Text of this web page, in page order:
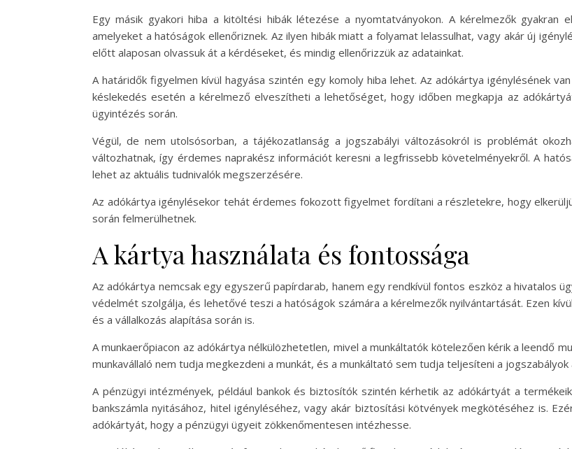
Egy másik gyakori hiba a kitöltési hibák létezése a nyomtatványokon. A kérelmezők gyakran
amelyeket a hatóságok ellenőriznek. Az ilyen hibák miatt a folyamat lelassulhat, vagy akár új
előtt alaposan olvassuk át a kérdéseket, és mindig ellenőrizzük az adatainkat.
A határidők figyelmen kívül hagyása szintén egy komoly hiba lehet. Az adókártya igénylésének
késlekedés esetén a kérelmező elveszítheti a lehetőséget, hogy időben megkapja az
ügyintézés során.
Végül, de nem utolsósorban, a tájékozatlanság a jogszabályi változásokról is problémát
változhatnak, így érdemes naprakész információt keresni a legfrissebb követelményekről. A
lehet az aktuális tudnivalók megszerzésére.
Az adókártya igénylésekor tehát érdemes fokozott figyelmet fordítani a részletekre, hogy
során felmerülhetnek.
A kártya használata és fontossága
Az adókártya nemcsak egy egyszerű papírdarab, hanem egy rendkívül fontos eszköz a hivatalos
védelmét szolgálja, és lehetővé teszi a hatóságok számára a kérelmezők nyilvántartását. Ezen
és a vállalkozás alapítása során is.
A munkaerőpiacon az adókártya nélkülözhetetlen, mivel a munkáltatók kötelezően kérik a leendő
munkavállaló nem tudja megkezdeni a munkát, és a munkáltató sem tudja teljesíteni a
A pénzügyi intézmények, például bankok és biztosítók szintén kérhetik az adókártyát a
bankszámla nyitásához, hitel igényléséhez, vagy akár biztosítási kötvények megkötéséhez is.
adókártyát, hogy a pénzügyi ügyeit zökkenőmentesen intézhesse.